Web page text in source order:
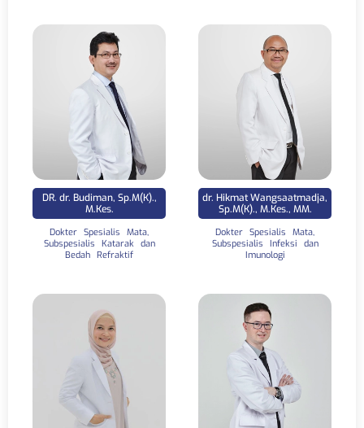
DR. dr. Budiman, Sp.M(K).,
M.Kes.
Dokter Spesialis Mata,
Subspesialis Katarak dan
Bedah Refraktif
dr. Hikmat Wangsaatmadja,
Sp.M(K)., M.Kes., MM.
Dokter Spesialis Mata,
Subspesialis Infeksi dan
Imunologi